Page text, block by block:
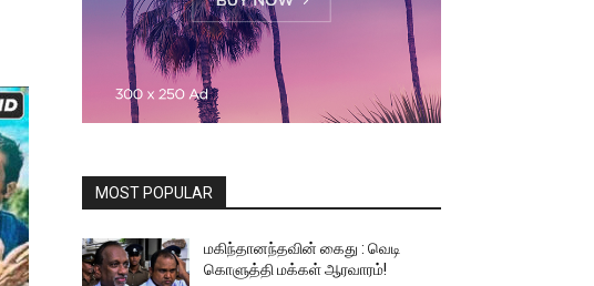
MOST POPULAR
மகிந்தானந்தவின் கைது : வெடி
கொளுத்தி மக்கள் ஆரவாரம்!